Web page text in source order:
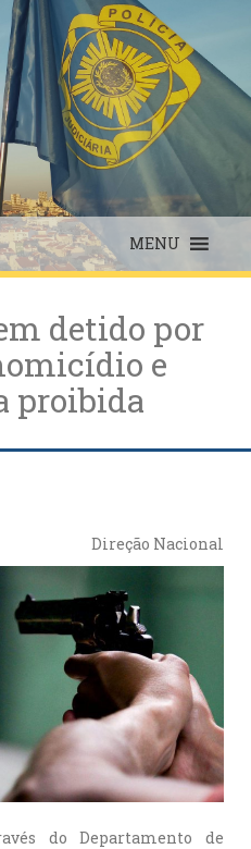
MENU
detido por
e
proibida
Direção Nacional
do Departamento de